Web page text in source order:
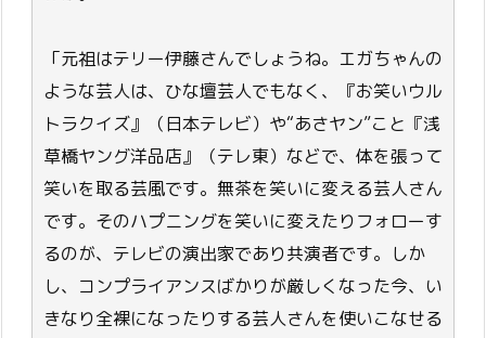
「元祖はテリー伊藤さんでしょうね。エガちゃんの
ような芸人は、ひな壇芸人でもなく、『お笑いウル
トラクイズ』（日本テレビ）や“あさヤン”こと『浅
草橋ヤング洋品店』（テレ東）などで、体を張って
笑いを取る芸風です。無茶を笑いに変える芸人さん
です。そのハプニングを笑いに変えたりフォローす
るのが、テレビの演出家であり共演者です。しか
し、コンプライアンスばかりが厳しくなった今、い
きなり全裸になったりする芸人さんを使いこなせる